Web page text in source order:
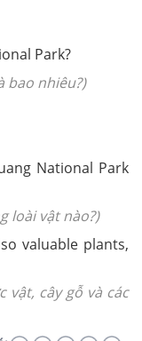
Park?
bao nhiêu?)
National Park
loài vật nào?)
valuable plants,
vật, cây gỗ và các